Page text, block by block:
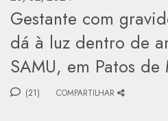
Gestante com
dá à luz dentro de
SAMU, em Patos de
(21) COMPARTILHAR